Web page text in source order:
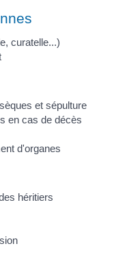
curatelle...)
et sépulture
en cas de décès
d'organes
héritiers